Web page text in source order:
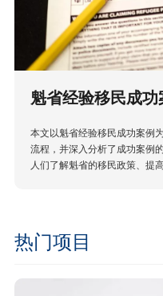
魁省经验移民成功
本文以魁省经验移民成功案例
流程，并深入分析了成功案例
人们了解魁省的移民政策、提
热门项目